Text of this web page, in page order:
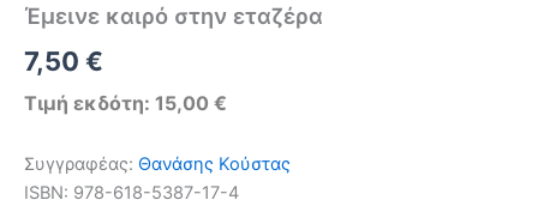
Έμεινε καιρό στην εταζέρα
Original
price
12,00 €.
7,50 €
τρέχουσα
είναι:
Τιμή εκδότη: 15,00 €
Συγγραφέας: Θανάσης Κούστας
ISBN: 978-618-5387-17-4